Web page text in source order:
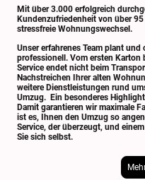
Mit über 3.000 erfolgreich
Kundenzufriedenheit von über
stressfreie Wohnungswechsel.
Unser erfahrenes Team plant
professionell. Vom ersten
Service endet nicht beim
Nachstreichen Ihrer alten
weitere Dienstleistungen rund
Umzug. Ein besonderes
Damit garantieren wir maximale
ist es, Ihnen den Umzug so
Service, der überzeugt, und
Sie sich selbst.